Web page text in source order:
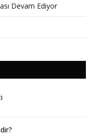
Devam Ediyor